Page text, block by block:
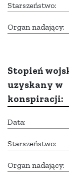
Starszeństwo:
Organ nadający:
Stopień
uzyskany w
konspiracji:
Data:
Starszeństwo:
Organ nadający: